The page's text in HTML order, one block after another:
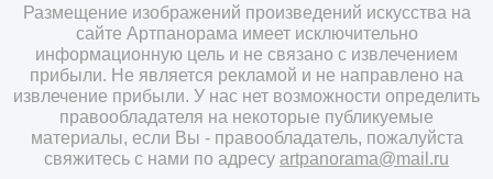
Размещение изображений произведений искусства на
сайте Артпанорама имеет исключительно
информационную цель и не связано с извлечением
прибыли. Не является рекламой и не направлено на
извлечение прибыли. У нас нет возможности определить
правообладателя на некоторые публикуемые
материалы, если Вы - правообладатель, пожалуйста
свяжитесь с нами по адресу artpanorama@mail.ru